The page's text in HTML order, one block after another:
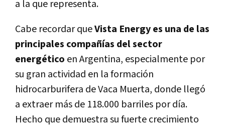
a la que representa.
Cabe recordar queVista Energy es una de las
principales compañías del sector
energético en Argentina, especialmente por
su gran actividad en la formación
hidrocarburifera de Vaca Muerta, donde llegó
a extraer más de 118.000 barriles por día.
Hecho que demuestra su fuerte crecimiento